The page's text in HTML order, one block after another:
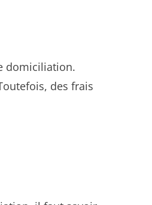
domiciliation.
des frais